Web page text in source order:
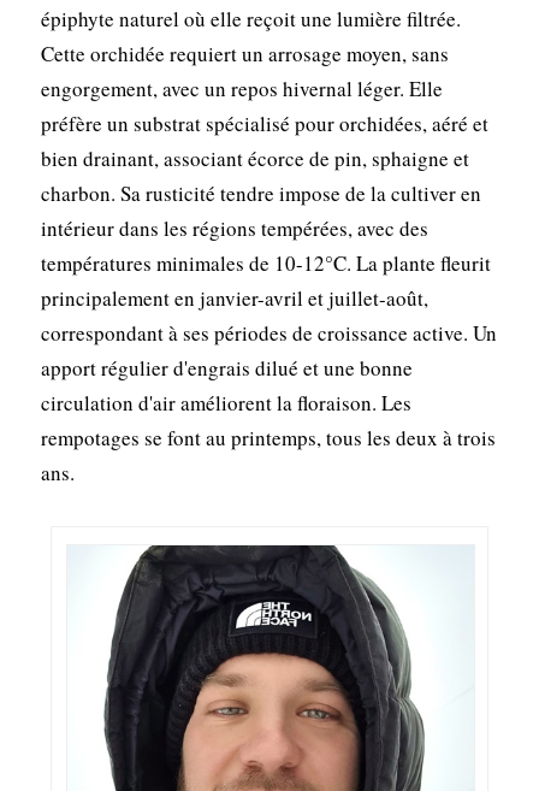
épiphyte naturel où elle reçoit une lumière filtrée.
Cette orchidée requiert un arrosage moyen, sans
engorgement, avec un repos hivernal léger. Elle
préfère un substrat spécialisé pour orchidées, aéré et
bien drainant, associant écorce de pin, sphaigne et
charbon. Sa rusticité tendre impose de la cultiver en
intérieur dans les régions tempérées, avec des
températures minimales de 10-12°C. La plante fleurit
principalement en janvier-avril et juillet-août,
correspondant à ses périodes de croissance active. Un
apport régulier d'engrais dilué et une bonne
circulation d'air améliorent la floraison. Les
rempotages se font au printemps, tous les deux à trois
ans.